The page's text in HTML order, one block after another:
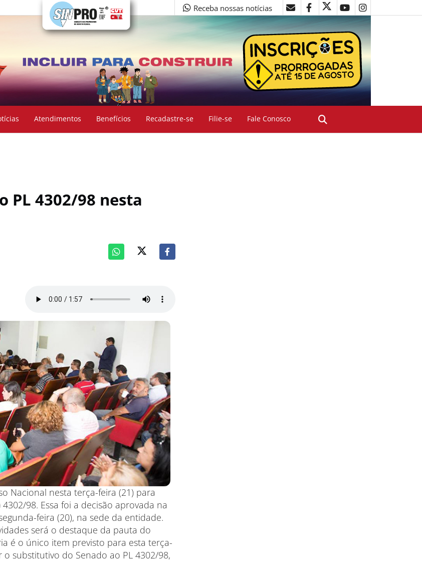
Receba nossas notícias
Atendimentos Benefícios Recadastre-se Filie-se Fale Conosco
PL 4302/98 nesta
Nacional nesta terça-feira (21) para
98. Essa foi a decisão aprovada na
feira (20), na sede da entidade.
será o destaque da pauta do
é o único item previsto para esta terça-
substitutivo do Senado ao PL 4302/98,